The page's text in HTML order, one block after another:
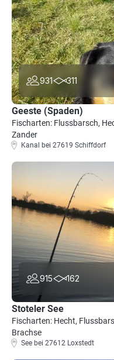
931 311
Geeste (Spaden)
Fischarten: Flussbarsch,
Zander
Kanal bei 27619 Schiffdorf
915 162
Stoteler See
Fischarten: Hecht,
Brachse
See bei 27612 Loxstedt